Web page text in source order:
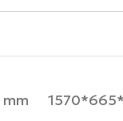
mm